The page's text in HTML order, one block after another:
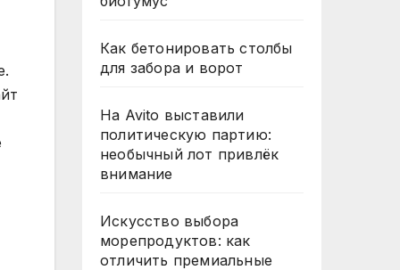
Как бетонировать столбы
для забора и ворот
На Avito выставили
политическую партию:
необычный лот привлёк
внимание
Искусство выбора
морепродуктов: как
отличить премиальные